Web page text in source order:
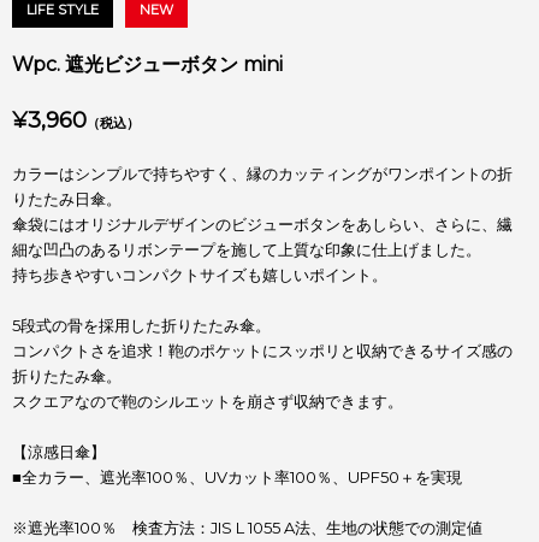
LIFE STYLE NEW
Wpc. 遮光ビジューボタン mini
¥3,960 （税込）
カラーはシンプルで持ちやすく、縁のカッティングがワンポイントの折
りたたみ日傘。
傘袋にはオリジナルデザインのビジューボタンをあしらい、さらに、繊
細な凹凸のあるリボンテープを施して上質な印象に仕上げました。
持ち歩きやすいコンパクトサイズも嬉しいポイント。
5段式の骨を採用した折りたたみ傘。
コンパクトさを追求！鞄のポケットにスッポリと収納できるサイズ感の
折りたたみ傘。
スクエアなので鞄のシルエットを崩さず収納できます。
【涼感日傘】
■全カラー、遮光率100％、UVカット率100％、UPF50＋を実現
※遮光率100％ 検査方法：JIS L 1055 A法、生地の状態での測定値